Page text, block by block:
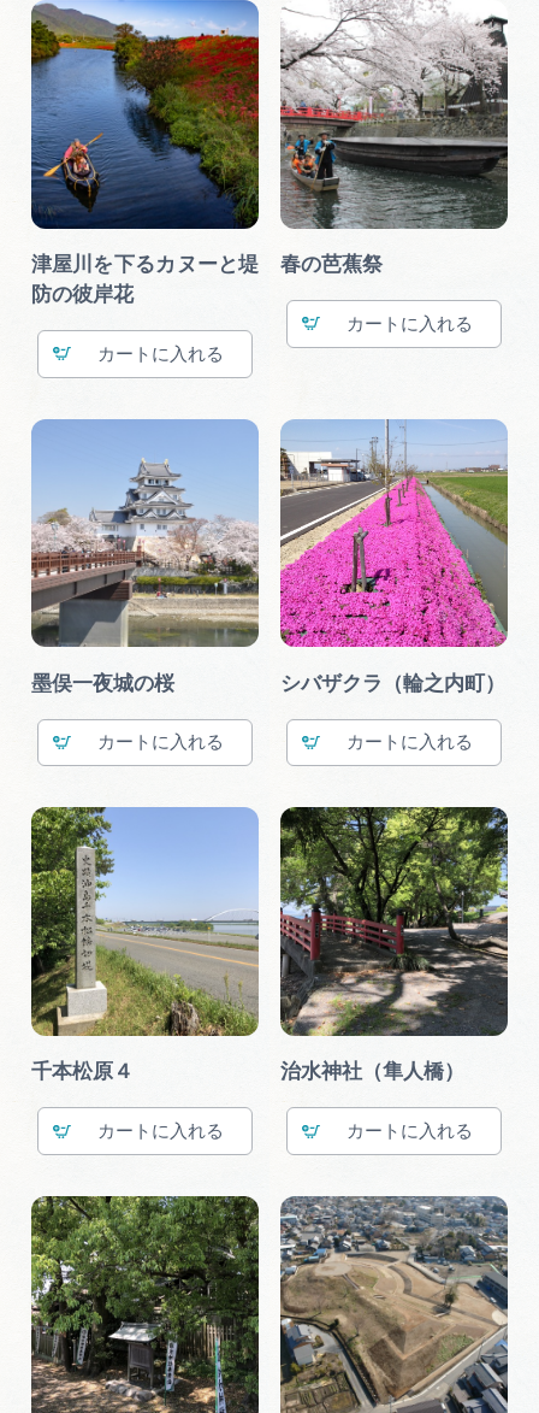
津屋川を下るカヌーと堤
防の彼岸花
カート
春の芭蕉祭
カート
墨俣一夜城の桜
カート
シバザクラ（輪之内町）
カート
千本松原４
カート
治水神社（隼人橋）
カート